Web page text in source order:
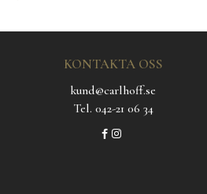
KONTAKTA OSS
kund@carlhoff.se
Tel. 042-21 06 34